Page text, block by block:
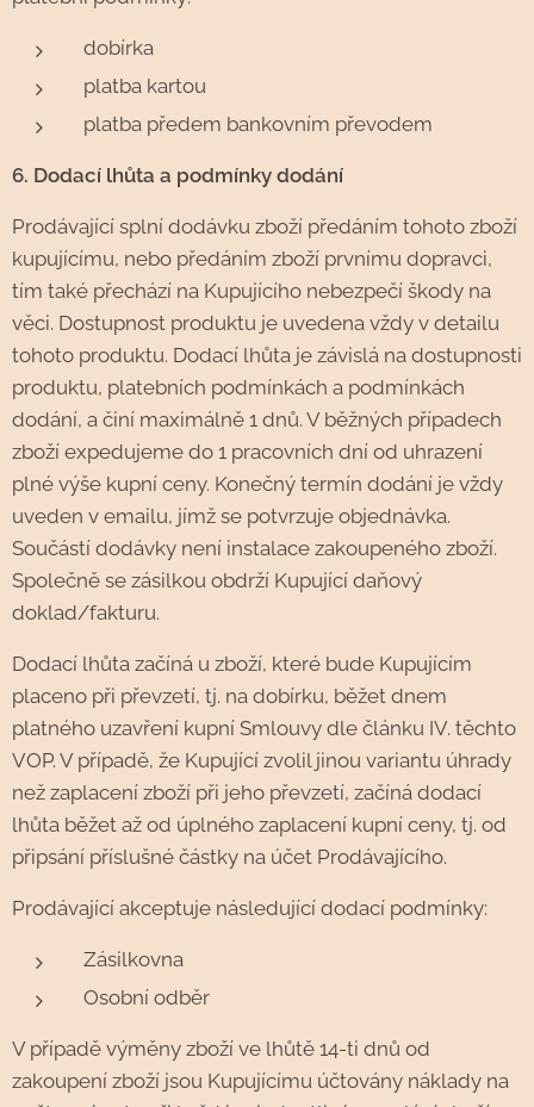
dobírka
platba kartou
platba předem bankovním převodem
6. Dodací lhůta a podmínky dodání
Prodávající splní dodávku zboží předáním tohoto zboží
kupujícímu, nebo předáním zboží prvnímu dopravci,
tím také přechází na Kupujícího nebezpečí škody na
věci. Dostupnost produktu je uvedena vždy v detailu
tohoto produktu. Dodací lhůta je závislá na dostupnosti
produktu, platebních podmínkách a podmínkách
dodání, a činí maximálně 1 dnů. V běžných případech
zboží expedujeme do 1 pracovních dní od uhrazení
plné výše kupní ceny. Konečný termín dodání je vždy
uveden v emailu, jímž se potvrzuje objednávka.
Součástí dodávky není instalace zakoupeného zboží.
Společně se zásilkou obdrží Kupující daňový
doklad/fakturu.
Dodací lhůta začíná u zboží, které bude Kupujícím
placeno při převzetí, tj. na dobírku, běžet dnem
platného uzavření kupní Smlouvy dle článku IV. těchto
VOP. V případě, že Kupující zvolil jinou variantu úhrady
než zaplacení zboží při jeho převzetí, začíná dodací
lhůta běžet až od úplného zaplacení kupní ceny, tj. od
připsání příslušné částky na účet Prodávajícího.
Prodávající akceptuje následující dodací podmínky:
Zásilkovna
Osobní odběr
V případě výměny zboží ve lhůtě 14-ti dnů od
zakoupení zboží jsou Kupujícímu účtovány náklady na